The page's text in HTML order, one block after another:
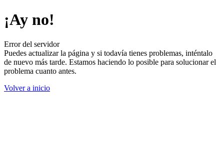
¡Ay no!
Error del servidor
Puedes actualizar la página y si todavía tienes problemas, inténtalo
de nuevo más tarde. Estamos haciendo lo posible para solucionar el
problema cuanto antes.
Volver a inicio